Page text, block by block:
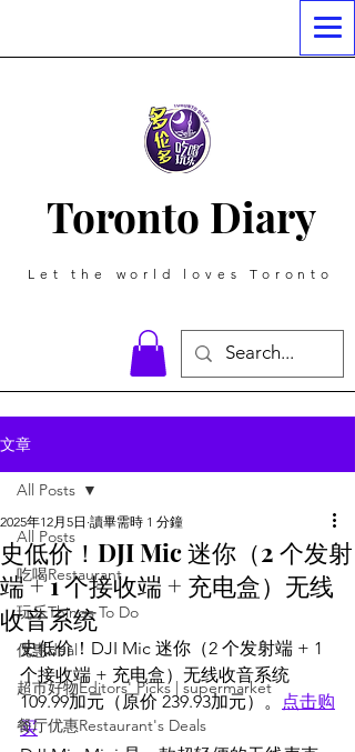
Toronto Diary
Let the world loves Toronto
文章
All Posts
吃喝Restaurant
玩乐Things To Do
优惠deal
超市好物Editors' Picks | supermarket
餐厅优惠Restaurant's Deals
All Posts
史低价！DJI Mic 迷你（2 个发射
端 + 1 个接收端 + 充电盒）无线
收音系统
2025年12月5日 讀畢需時 1 分鐘
史低价！DJI Mic 迷你（2 个发射端 + 1
个接收端 + 充电盒）无线收音系统
109.99加元（原价 239.93加元）。
点击购
买